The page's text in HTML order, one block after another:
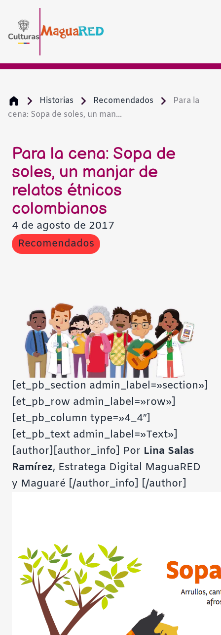
Historias Recomendados
Para la
cena: Sopa de soles, un man...
Para la cena: Sopa de
soles, un manjar de
relatos étnicos
colombianos
4 de agosto de 2017
Recomendados
[et_pb_section admin_label=»section»]
[et_pb_row admin_label=»row»]
[et_pb_column type=»4_4″]
[et_pb_text admin_label=»Text»]
[author][author_info] Por Lina Salas
Ramírez, Estratega Digital MaguaRED
y Maguaré [/author_info] [/author]